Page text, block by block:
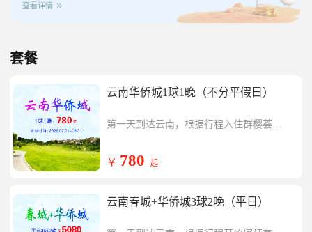
查看详情
套餐
云南华侨城1球1晚（不分平假日）
第一天到达云南，根据行程入住群樱荟酒
￥ 780 起
云南春城+华侨城3球2晚（平日）